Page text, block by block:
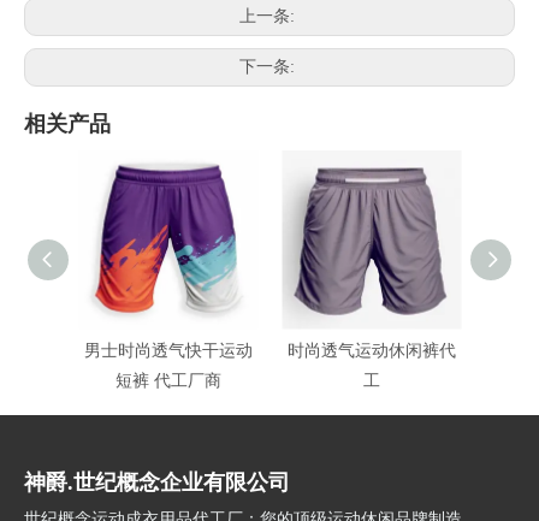
上一条:
下一条:
相关产品
男士时尚透气快干运动
短裤 代工厂商
时尚透气运动休闲裤代
工
神爵.世纪概念企业有限公司